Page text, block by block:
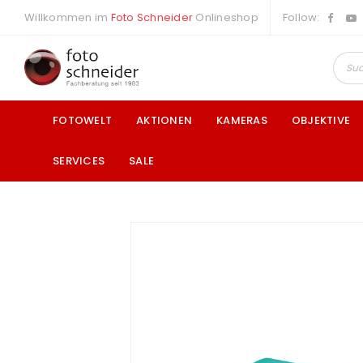
Willkommen im Foto Schneider Onlineshop Follow:
FOTOWELT AKTIONEN KAMERAS OBJEKTIVE
SERVICES SALE